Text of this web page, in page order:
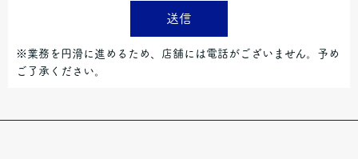
送信
※業務を円滑に進めるため、店舗には電話がございません。予め
ご了承ください。